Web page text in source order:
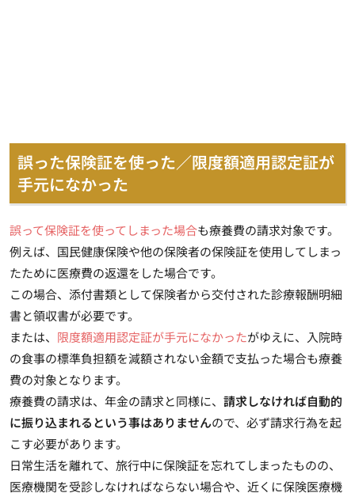
誤った保険証を使った／限度額適用認定証が
手元になかった
誤って保険証を使ってしまった場合も療養費の請求対象です。
例えば、国民健康保険や他の保険者の保険証を使用してしまっ
たために医療費の返還をした場合です。
この場合、添付書類として保険者から交付された診療報酬明細
書と領収書が必要です。
または、 限度額適用認定証が手元になかったがゆえに、入院時
の食事の標準負担額を減額されない金額で支払った場合も療養
費の対象となります。
療養費の請求は、年金の請求と同様に、 請求しなければ自動的
に振り込まれるという事はありませんので、必ず請求行為を起
こす必要があります。
日常生活を離れて、旅行中に保険証を忘れてしまったものの、
医療機関を受診しなければならない場合や、近くに保険医療機